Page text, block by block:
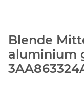
Blende
aluminium